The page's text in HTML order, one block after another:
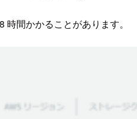
間かかることがあります。